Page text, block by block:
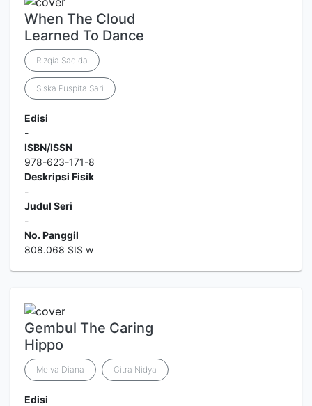
When The Cloud
Learned To Dance
Rizqia Sadida
Siska Puspita Sari
Edisi
-
ISBN/ISSN
978-623-171-8
Deskripsi Fisik
-
Judul Seri
-
No. Panggil
808.068 SIS w
Gembul The Caring
Hippo
Melva Diana Citra Nidya
Edisi